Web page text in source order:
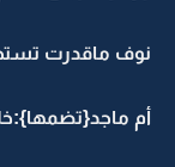
نوف ماقدرت
أم